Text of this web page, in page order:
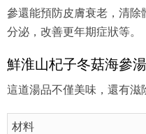
參還能預防皮膚衰老，清除
分泌，改善更年期症狀等。
鮮淮山杞子冬菇海參湯
這道湯品不僅美味，還有滋
材料